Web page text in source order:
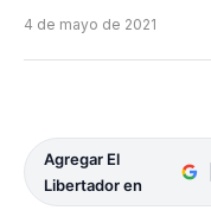
4 de mayo de 2021
Agregar El
Libertador en